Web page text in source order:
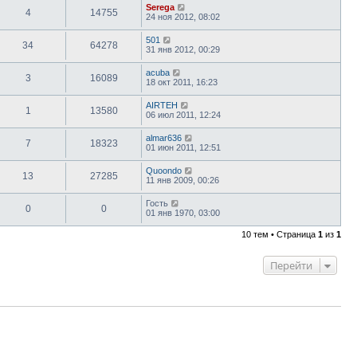
4 14755
Serega
24 ноя 2012, 08:02
34 64278
501
31 янв 2012, 00:29
3 16089
acuba
18 окт 2011, 16:23
1 13580
AIRTEH
06 июл 2011, 12:24
7 18323
almar636
01 июн 2011, 12:51
13 27285
Quoondo
11 янв 2009, 00:26
0 0
Гость
01 янв 1970, 03:00
10 тем • Страница 1 из 1
Перейти